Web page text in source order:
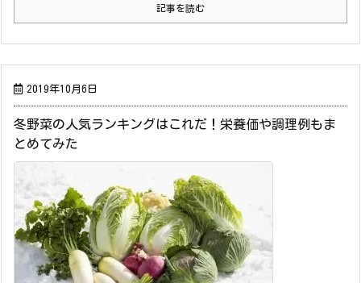
記事を読む
2019年10月6日
冬野菜の人気ランキングはこれだ！栄養価や調理例もま
とめてみた